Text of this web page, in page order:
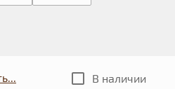
В наличии